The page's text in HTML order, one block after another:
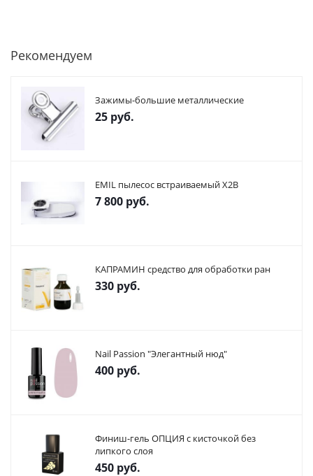
Рекомендуем
Зажимы-большие металлические
25 руб.
EMIL пылесос встраиваемый X2В
7 800 руб.
КАПРАМИН средство для обработки ран
330 руб.
Nail Passion "Элегантный нюд"
400 руб.
Финиш-гель ОПЦИЯ с кисточкой без
липкого слоя
450 руб.